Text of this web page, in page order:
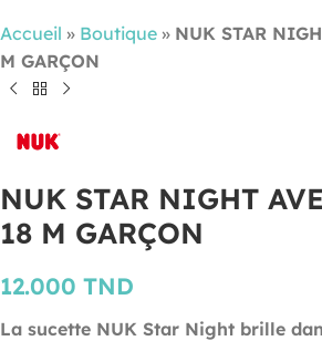
Accueil » Boutique » NUK STAR
M GARÇON
NUK STAR NIGHT
18 M GARÇON
12.000 TND
La sucette NUK Star Night brille